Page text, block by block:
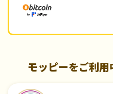
モッピーをご利